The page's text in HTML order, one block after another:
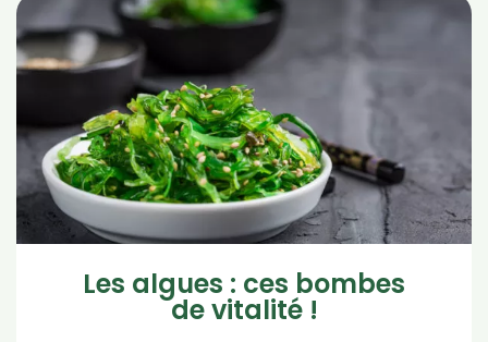
Les algues : ces bombes
de vitalité !